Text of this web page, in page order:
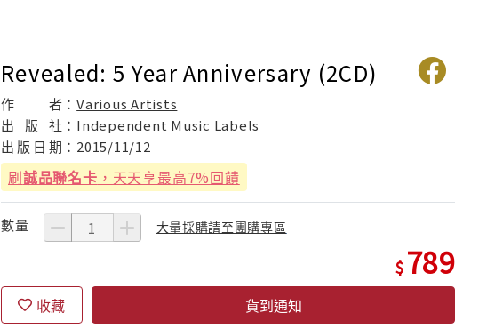
Revealed: 5 Year Anniversary (2CD)
作 者：Various Artists
出
版 社： Independent Music Labels
出 版 日 期： 2015/11/12
刷誠品聯名卡 ，天天享最高7%回饋
數量 大量採購請至團購專區
789
收藏 貨到通知